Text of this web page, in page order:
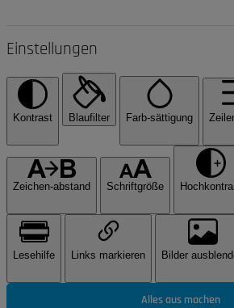
Einstellungen
Kontrast Blaufilter Farb-sättigung
Zeichen-abstand Schriftgröße
Lesehilfe Links markieren Bilder
Alles aus machen